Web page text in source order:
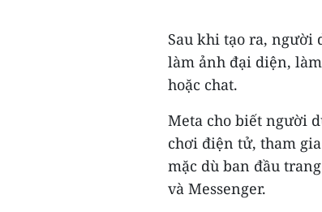
Sau khi tạo ra, người
làm ảnh đại diện,
hoặc chat.
Meta cho biết người
chơi điện tử, tham
mặc dù ban đầu
và Messenger.